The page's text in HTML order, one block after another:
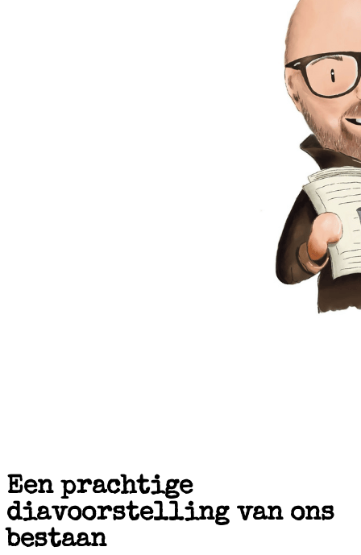
Een prachtige
diavoorstelling van ons
bestaan